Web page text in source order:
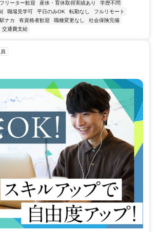
フリーター歓迎 産休・育休取得実績あり
学歴不問
職場見学可 平日のみOK 転勤なし
フルリモート
駅ナカ 有資格者歓迎 職種変更なし
社会保険完備
交通費支給